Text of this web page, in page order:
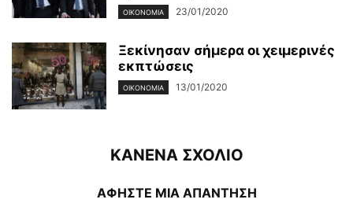
ΟΙΚΟΝΟΜΊΑ 23/01/2020
Ξεκίνησαν σήμερα οι χειμερινές
εκπτώσεις
ΟΙΚΟΝΟΜΊΑ 13/01/2020
ΚΑΝΕΝΑ ΣΧΟΛΙΟ
ΑΦΗΣΤΕ ΜΙΑ ΑΠΑΝΤΗΣΗ